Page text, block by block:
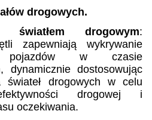
drogowych.
światłem drogowym:
zapewniają wykrywanie
pojazdów w czasie
dynamicznie dostosowując
świateł drogowych w celu
drogowej i
oczekiwania.